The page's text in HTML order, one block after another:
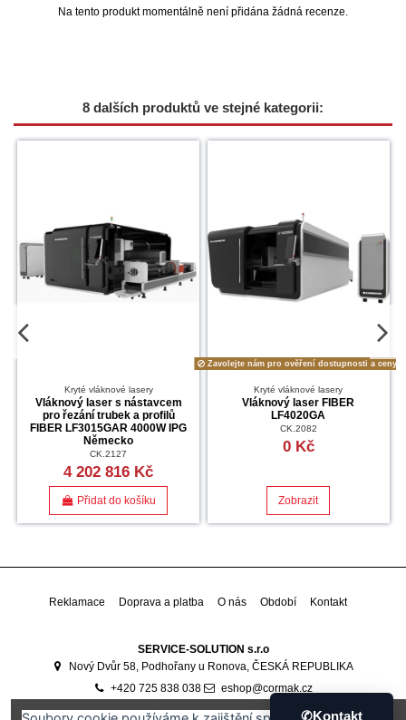
Na tento produkt momentálně není přidána žádná recenze.
8 dalších produktů ve stejné kategorii:
Kryté vláknové lasery
Vláknový laser s nástavcem
pro řezání trubek a profilů
FIBER LF3015GAR 4000W IPG
Německo
CK.2127
4 202 816 Kč
Přidat do košíku
Zavolejte nám pro ověření dostupnosti a ceny.
Kryté vláknové lasery
Vláknový laser FIBER
LF4020GA
CK.2082
0 Kč
Zobrazit
Reklamace Doprava a platba O nás Období Kontakt
SERVICE-SOLUTION s.r.o
Nový Dvůr 58, Podhořany u Ronova, ČESKÁ REPUBLIKA
+420 725 838 038
eshop@cormak.cz
Developed byAli Software Development 🇷🇴
✆Kontakt